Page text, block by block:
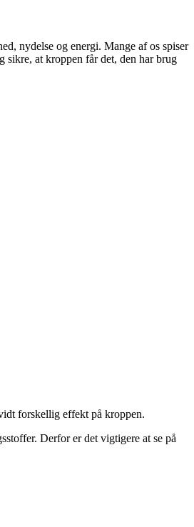
nydelse og energi. Mange af os spiser
sikre, at kroppen får det, den har brug
forskellig effekt på kroppen.
Derfor er det vigtigere at se på